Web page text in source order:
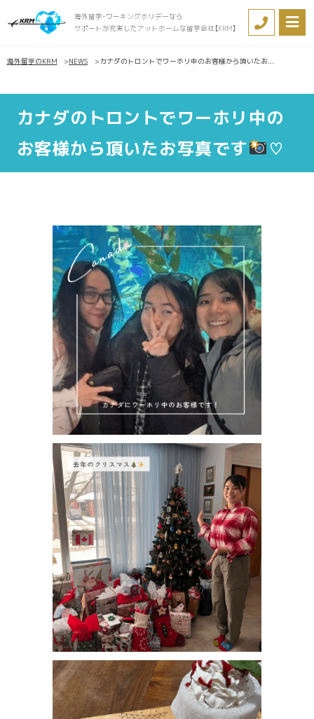
海外留学・ワーキングホリデーなら
サポートが充実したアットホームな留学会社【KRM】
海外留学のKRM NEWS カナダのトロントでワーホリ中のお客様から頂いたお...
カナダのトロントでワーホリ中の
お客様から頂いたお写真です
♡